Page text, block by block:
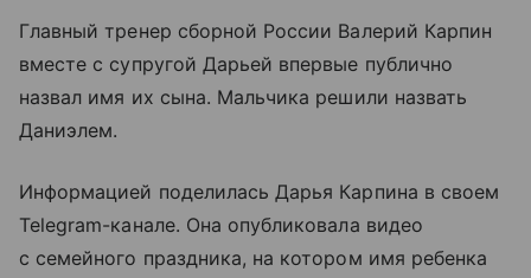
Главный тренер сборной России Валерий Карпин
вместе с супругой Дарьей впервые публично
назвал имя их сына. Мальчика решили назвать
Даниэлем.
Информацией поделилась Дарья Карпина в своем
Telegram-канале. Она опубликовала видео
с семейного праздника, на котором имя ребенка